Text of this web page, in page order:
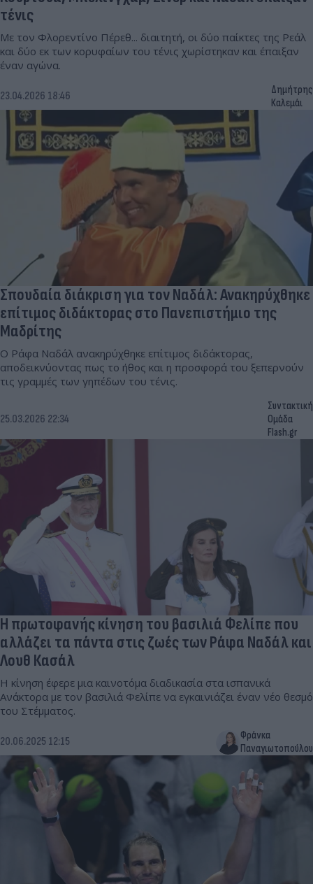
τένις
Με τον Φλορεντίνο Πέρεθ... διαιτητή, οι δύο παίκτες της Ρεάλ
και δύο εκ των κορυφαίων του τένις χωρίστηκαν και έπαιξαν
έναν αγώνα.
23.04.2026 18:46
Δημήτρης
Καλεμάι
Σπουδαία διάκριση για τον Ναδάλ: Ανακηρύχθηκε
επίτιμος διδάκτορας στο Πανεπιστήμιο της
Μαδρίτης
Ο Ράφα Ναδάλ ανακηρύχθηκε επίτιμος διδάκτορας,
αποδεικνύοντας πως το ήθος και η προσφορά του ξεπερνούν
τις γραμμές των γηπέδων του τένις.
25.03.2026 22:34
Συντακτική
Ομάδα
Flash.gr
Η πρωτοφανής κίνηση του βασιλιά Φελίπε που
αλλάζει τα πάντα στις ζωές των Ράφα Ναδάλ και
Λουθ Κασάλ
Η κίνηση έφερε μια καινοτόμα διαδικασία στα ισπανικά
Ανάκτορα με τον βασιλιά Φελίπε να εγκαινιάζει έναν νέο θεσμό
του Στέμματος.
20.06.2025 12:15
Φράνκα
Παναγιωτοπούλου